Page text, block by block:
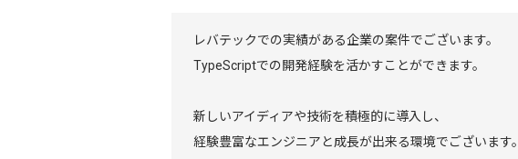
レバテックでの実績がある企業の案件でございます。
TypeScriptでの開発経験を活かすことができます。
新しいアイディアや技術を積極的に導入し、
経験豊富なエンジニアと成長が出来る環境でございます。